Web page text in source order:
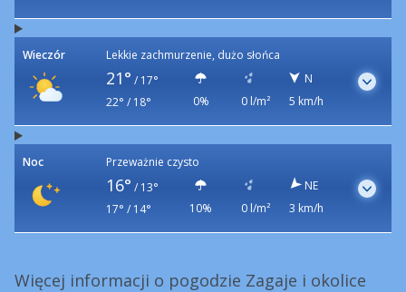
Wieczór Lekkie zachmurzenie, dużo słońca
21° / 17°
22° / 18°
0% 0 l/m²
N
5 km/h
Noc Przeważnie czysto
16° / 13°
17° / 14°
10% 0 l/m²
NE
3 km/h
Więcej informacji o pogodzie Zagaje i okolice